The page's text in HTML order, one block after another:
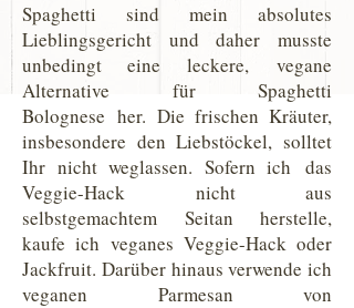
Spaghetti sind mein absolutes
Lieblingsgericht und daher musste
unbedingt eine leckere, vegane
Alternative für Spaghetti
Bolognese her. Die frischen Kräuter,
insbesondere den Liebstöckel, solltet
Ihr nicht weglassen. Sofern ich das
Veggie-Hack nicht aus
selbstgemachtem Seitan herstelle,
kaufe ich veganes Veggie-Hack oder
Jackfruit. Darüber hinaus verwende ich
veganen Parmesan von